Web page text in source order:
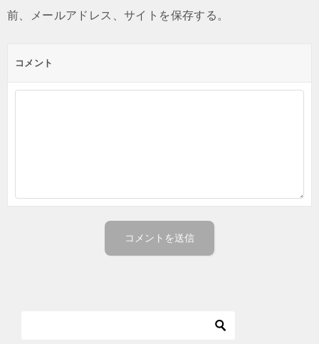
前、メールアドレス、サイトを保存する。
コメント